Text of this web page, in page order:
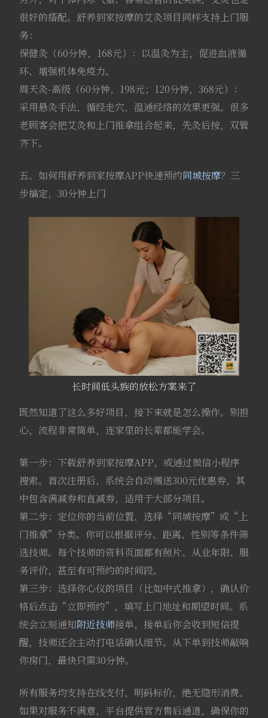
很好的搭配。舒养到家按摩的艾灸项目同样支持上门服
务：
保健灸（60分钟，168元）：以温灸为主，促进血液循
环、增强机体免疫力。
周天灸-高级（60分钟，198元；120分钟，368元）：
采用悬灸手法，循经走穴，温通经络的效果更强。很多
老顾客会把艾灸和上门推拿组合起来，先灸后按，双管
齐下。
五、如何用舒养到家按摩APP快速预约同城按摩？三
步搞定，30分钟上门
长时间低头族的放松方案来了
既然知道了这么多好项目，接下来就是怎么操作。别担
心，流程非常简单，连家里的长辈都能学会。
第一步：下载舒养到家按摩APP，或通过微信小程序
搜索。首次注册后，系统会自动赠送300元优惠券，其
中包含满减券和直减券，适用于大部分项目。
第二步：定位你的当前位置，选择“同城按摩”或“上
门推拿”分类。你可以根据评分、距离、性别等条件筛
选技师。每个技师的资料页面都有照片、从业年限、服
务评价，甚至有可预约的时间段。
第三步：选择你心仪的项目（比如中式推拿），确认价
格后点击“立即预约”，填写上门地址和期望时间。系
统会立刻通知附近技师接单，接单后你会收到短信提
醒，技师还会主动打电话确认细节。从下单到技师敲响
你房门，最快只需30分钟。
所有服务均支持在线支付，明码标价，绝无隐形消费。
如果对服务不满意，平台提供官方售后通道，确保你的